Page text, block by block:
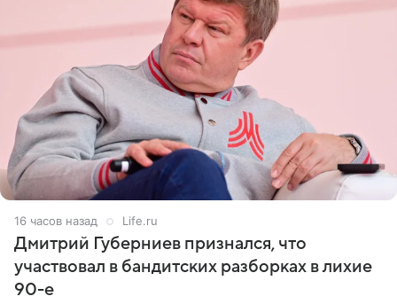
16 часов назад Life.ru
Дмитрий Губерниев признался, что
участвовал в бандитских разборках в лихие
90-е